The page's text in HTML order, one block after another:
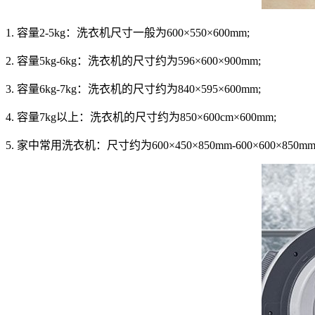
1. 容量2-5kg：洗衣机尺寸一般为600×550×600mm;
2. 容量5kg-6kg：洗衣机的尺寸约为596×600×900mm;
3. 容量6kg-7kg：洗衣机的尺寸约为840×595×600mm;
4. 容量7kg以上：洗衣机的尺寸约为850×600cm×600mm;
5. 家中常用洗衣机：尺寸约为600×450×850mm-